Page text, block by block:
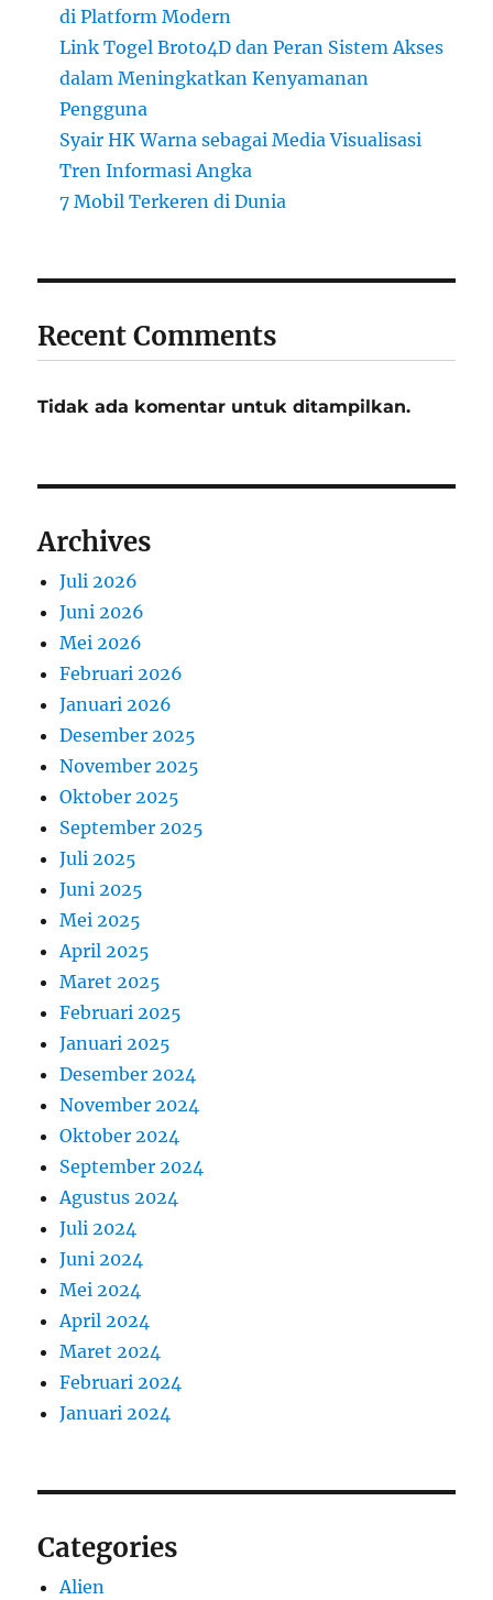
di Platform Modern
Link Togel Broto4D dan Peran Sistem Akses
dalam Meningkatkan Kenyamanan
Pengguna
Syair HK Warna sebagai Media Visualisasi
Tren Informasi Angka
7 Mobil Terkeren di Dunia
Recent Comments
Tidak ada komentar untuk ditampilkan.
Archives
Juli 2026
Juni 2026
Mei 2026
Februari 2026
Januari 2026
Desember 2025
November 2025
Oktober 2025
September 2025
Juli 2025
Juni 2025
Mei 2025
April 2025
Maret 2025
Februari 2025
Januari 2025
Desember 2024
November 2024
Oktober 2024
September 2024
Agustus 2024
Juli 2024
Juni 2024
Mei 2024
April 2024
Maret 2024
Februari 2024
Januari 2024
Categories
Alien